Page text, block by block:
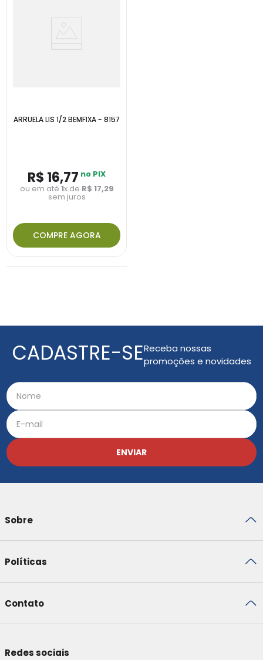
ARRUELA LIS 1/2 BEMFIXA - 8157
R$ 16,77 no PIX
ou em até 1x de R$ 17,29
sem juros
COMPRE AGORA
CADASTRE-SEReceba nossas
promoções e novidades
ENVIAR
Sobre
Políticas
Contato
Redes sociais